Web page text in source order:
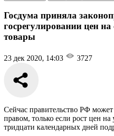
Госдума приняла
госрегулировании цен
товары
23 дек 2020, 14:03 3727
Сейчас правительство РФ может
правом, только если рост цен
тридцати календарных дней